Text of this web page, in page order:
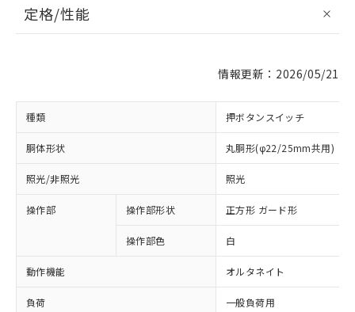
定格/性能
情報更新：2026/05/21
種類 押ボタンスイッチ
胴体形状 丸胴形(φ22/25mm共用)
照光/非照光 照光
操作部 操作部形状 正方形 ガード形
操作部色 白
動作機能 オルタネイト
負荷 一般負荷用